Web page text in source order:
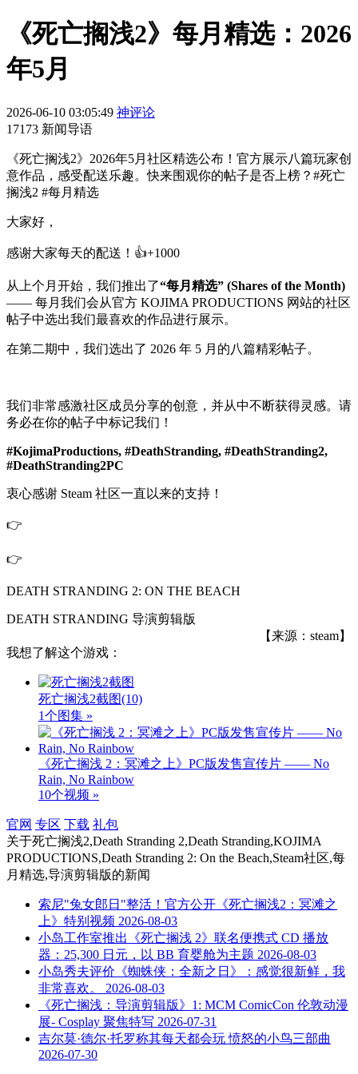
《死亡搁浅2》每月精选：2026
年5月
2026-06-10 03:05:49 神评论
17173 新闻导语
《死亡搁浅2》2026年5月社区精选公布！官方展示八篇玩家创
意作品，感受配送乐趣。快来围观你的帖子是否上榜？#死亡
搁浅2 #每月精选
大家好，
感谢大家每天的配送！👍+1000
从上个月开始，我们推出了“每月精选” (Shares of the Month)
—— 每月我们会从官方 KOJIMA PRODUCTIONS 网站的社区
帖子中选出我们最喜欢的作品进行展示。
在第二期中，我们选出了 2026 年 5 月的八篇精彩帖子。
我们非常感激社区成员分享的创意，并从中不断获得灵感。请
务必在你的帖子中标记我们！
#KojimaProductions, #DeathStranding, #DeathStranding2,
#DeathStranding2PC
衷心感谢 Steam 社区一直以来的支持！
👉
👉
DEATH STRANDING 2: ON THE BEACH
DEATH STRANDING 导演剪辑版
【来源：steam】
我想了解这个游戏：
死亡搁浅2截图(10)
1个图集 »
《死亡搁浅 2：冥滩之上》PC版发售宣传片 —— No
Rain, No Rainbow
10个视频 »
官网 专区 下载 礼包
关于死亡搁浅2,Death Stranding 2,Death Stranding,KOJIMA
PRODUCTIONS,Death Stranding 2: On the Beach,Steam社区,每
月精选,导演剪辑版的新闻
索尼"兔女郎日"整活！官方公开《死亡搁浅2：冥滩之
上》特别视频 2026-08-03
小岛工作室推出《死亡搁浅 2》联名便携式 CD 播放
器：25,300 日元，以 BB 育婴舱为主题 2026-08-03
小岛秀夫评价《蜘蛛侠：全新之日》：感觉很新鲜，我
非常喜欢。
2026-08-03
《死亡搁浅：导演剪辑版》1: MCM ComicCon 伦敦动漫
展- Cosplay 聚焦特写 2026-07-31
吉尔莫·德尔·托罗称其每天都会玩 愤怒的小鸟三部曲
2026-07-30